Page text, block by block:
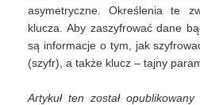
asymetryczne. Określenia te
klucza. Aby zaszyfrować dane
są informacje o tym, jak
(szyfr), a także klucz – tajny
Artykuł ten został